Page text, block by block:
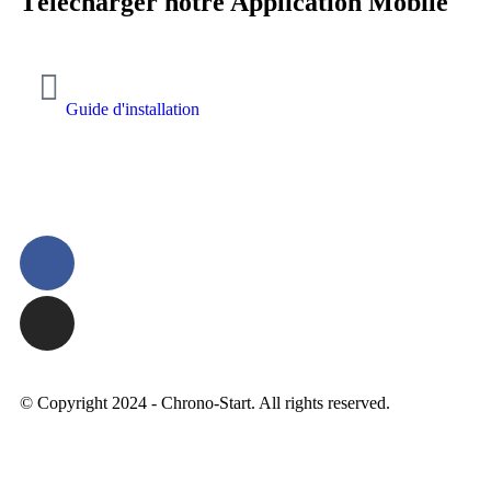
Guide d'installation
© Copyright 2024 - Chrono-Start. All rights reserved.